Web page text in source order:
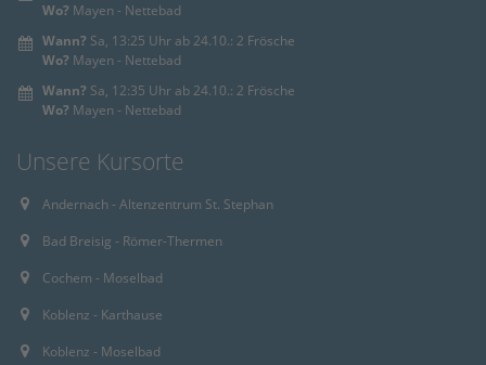
Wo? Mayen - Nettebad
Wann? Sa, 13:25 Uhr ab 24.10.: 2 Frösche
Wo? Mayen - Nettebad
Wann? Sa, 12:35 Uhr ab 24.10.: 2 Frösche
Wo? Mayen - Nettebad
Unsere Kursorte
Andernach - Altenzentrum St. Stephan
Bad Breisig - Römer-Thermen
Cochem - Moselbad
Koblenz - Karthause
Koblenz - Moselbad